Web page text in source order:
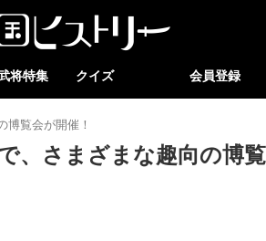
将特集 クイズ 会員登録
覧会が開催！
、さまざまな趣向の博覧